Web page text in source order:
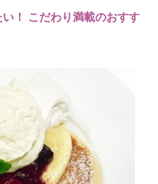
！ こだわり満載のおすす